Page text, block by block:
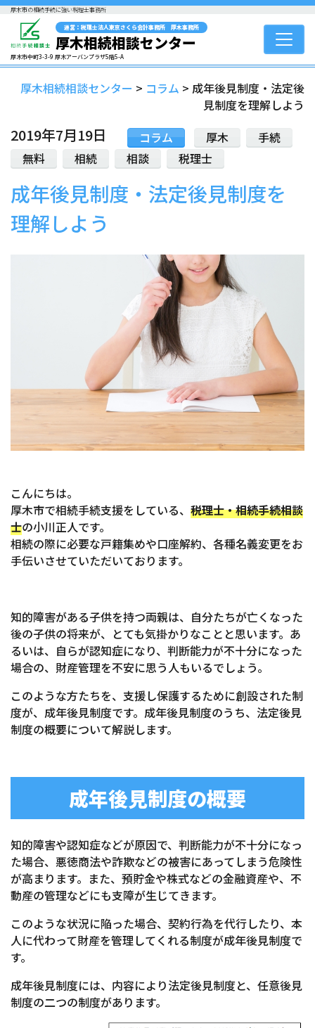
厚木市の相続手続に強い税理士事務所
運営：税理士法人東京さくら会計事務所 厚木事務所
厚木相続相談センター
厚木市中町3-3-9 厚木アーバンプラザ5階5-A
厚木相続相談センター > コラム > 成年後見制度・法定後
見制度を理解しよう
2019年7月19日 コラム 厚木
手続
無料
相続 相談 税理士
成年後見制度・法定後見制度を
理解しよう
こんにちは。
厚木市で相続手続支援をしている、 税理士・相続手続相談
士の小川正人です。
相続の際に必要な戸籍集めや口座解約、各種名義変更をお
手伝いさせていただいております。
知的障害がある子供を持つ両親は、自分たちが亡くなった
後の子供の将来が、とても気掛かりなことと思います。あ
るいは、自らが認知症になり、判断能力が不十分になった
場合の、財産管理を不安に思う人もいるでしょう。
このような方たちを、支援し保護するために創設された制
度が、成年後見制度です。成年後見制度のうち、法定後見
制度の概要について解説します。
成年後見制度の概要
知的障害や認知症などが原因で、判断能力が不十分になっ
た場合、悪徳商法や詐欺などの被害にあってしまう危険性
が高まります。また、預貯金や株式などの金融資産や、不
動産の管理などにも支障が生じてきます。
このような状況に陥った場合、契約行為を代行したり、本
人に代わって財産を管理してくれる制度が成年後見制度で
す。
成年後見制度には、内容により法定後見制度と、任意後見
制度の二つの制度があります。